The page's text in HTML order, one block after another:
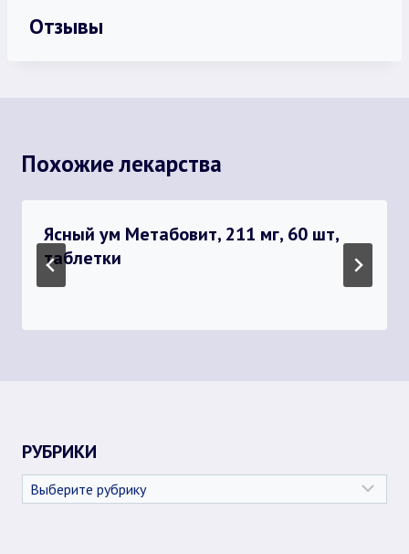
Отзывы
Похожие лекарства
Ясный ум Метабовит, 211 мг, 60 шт,
таблетки
РУБРИКИ
Рубрики